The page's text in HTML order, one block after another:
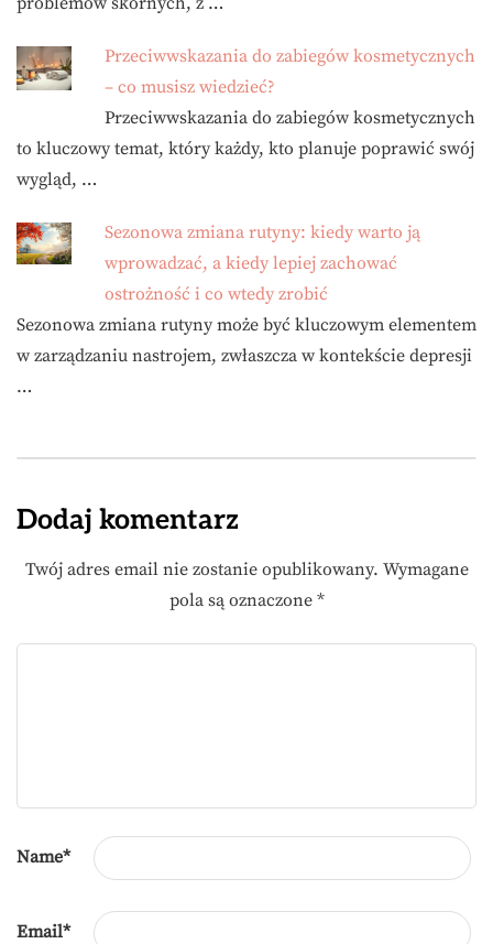
Przeciwwskazania do zabiegów kosmetycznych
– co musisz wiedzieć?
Przeciwwskazania do zabiegów kosmetycznych
to kluczowy temat, który każdy, kto planuje poprawić swój
wygląd, …
Sezonowa zmiana rutyny: kiedy warto ją
wprowadzać, a kiedy lepiej zachować
ostrożność i co wtedy zrobić
Sezonowa zmiana rutyny może być kluczowym elementem
w zarządzaniu nastrojem, zwłaszcza w kontekście depresji
…
Dodaj komentarz
Twój adres email nie zostanie opublikowany. Wymagane
pola są oznaczone *
Name*
Email*